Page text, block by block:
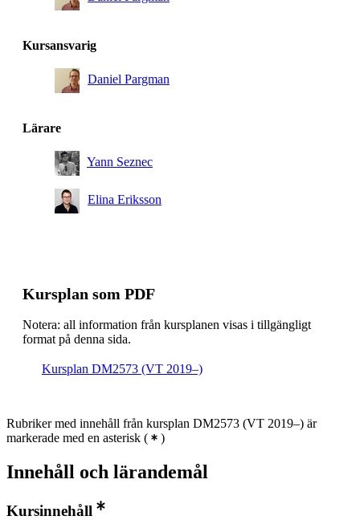
Kursansvarig
Daniel Pargman
Lärare
Yann Seznec
Elina Eriksson
Kursplan som PDF
Notera: all information från kursplanen visas i tillgängligt
format på denna sida.
Kursplan DM2573 (VT 2019–)
Rubriker med innehåll från kursplan DM2573 (VT 2019–) är
markerade med en asterisk ( )
Innehåll och lärandemål
Kursinnehåll